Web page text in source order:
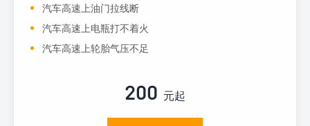
汽车高速上油门拉线断
汽车高速上电瓶打不着火
汽车高速上轮胎气压不足
200 元起